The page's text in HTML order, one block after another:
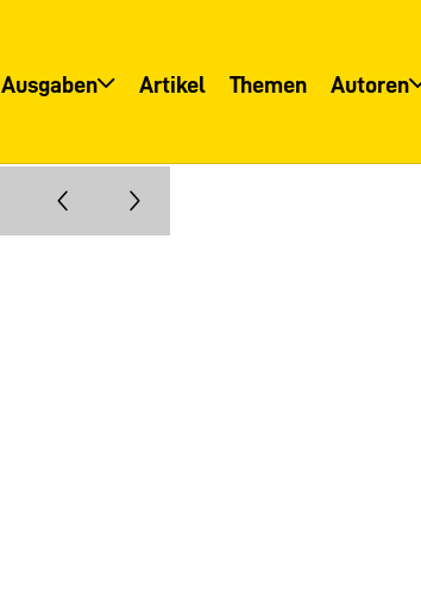
Ausgaben
Informationsservice
Artikel Themen Autoren